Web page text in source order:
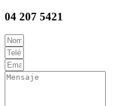
04 207 5421